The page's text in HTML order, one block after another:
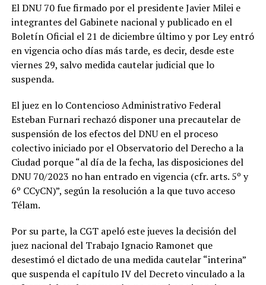
El DNU 70 fue firmado por el presidente Javier Milei e
integrantes del Gabinete nacional y publicado en el
Boletín Oficial el 21 de diciembre último y por Ley entró
en vigencia ocho días más tarde, es decir, desde este
viernes 29, salvo medida cautelar judicial que lo
suspenda.
El juez en lo Contencioso Administrativo Federal
Esteban Furnari rechazó disponer una precautelar de
suspensión de los efectos del DNU en el proceso
colectivo iniciado por el Observatorio del Derecho a la
Ciudad porque “al día de la fecha, las disposiciones del
DNU 70/2023 no han entrado en vigencia (cfr. arts. 5º y
6º CCyCN)”, según la resolución a la que tuvo acceso
Télam.
Por su parte, la CGT apeló este jueves la decisión del
juez nacional del Trabajo Ignacio Ramonet que
desestimó el dictado de una medida cautelar “interina”
que suspenda el capítulo IV del Decreto vinculado a la